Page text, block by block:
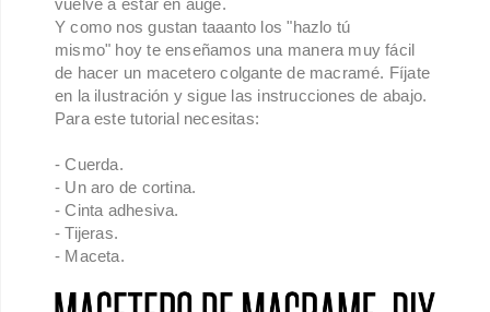
vuelve a estar en auge.
Y como nos gustan taaanto los "hazlo tú
mismo" hoy te enseñamos una manera muy fácil
de hacer un macetero colgante de macramé. Fíjate
en la ilustración y sigue las instrucciones de abajo.
Para este tutorial necesitas:
- Cuerda.
- Un aro de cortina.
- Cinta adhesiva.
- Tijeras.
- Maceta.